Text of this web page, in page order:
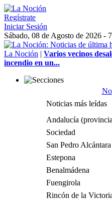
Regístrate
Iniciar Sesión
Sábado, 08 de Agosto de 2026 -
La Noción | Varios vecinos
incendio en un...
Noticias más leídas
Andalucía
Sociedad
San Pedro Alcántara
Estepona
Benalmádena
Fuengirola
Rincón de la